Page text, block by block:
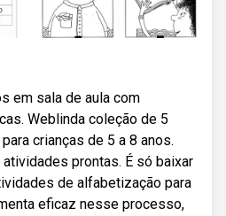
em sala de aula com
Weblinda coleção de 5
crianças de 5 a 8 anos.
prontas. É só baixar
de alfabetização para
eficaz nesse processo,